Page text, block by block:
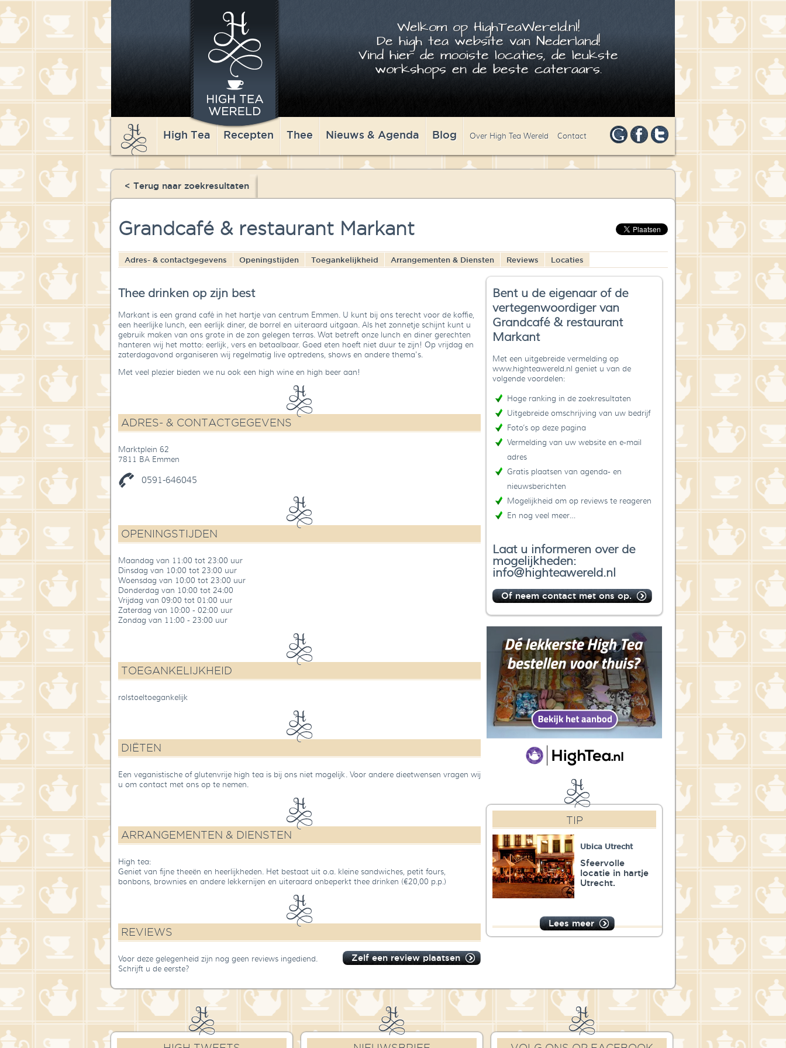
Welkom op HighTeaWereld.nl!
De high tea website van Nederland!
Vind hier de mooiste locaties, de leukste
workshops en de beste cateraars.
High Tea Recepten Thee Nieuws & Agenda Blog Over High Tea Wereld Contact
< Terug naar zoekresultaten
Grandcafé & restaurant Markant
Adres- & contactgegevens Openingstijden Toegankelijkheid Arrangementen & Diensten Reviews Locaties
Bent u de eigenaar of de
vertegenwoordiger van
Grandcafé & restaurant
Markant
Met een uitgebreide vermelding op
www.highteawereld.nl geniet u van de
volgende voordelen:
Hoge ranking in de zoekresultaten
Uitgebreide omschrijving van uw bedrijf
Foto’s op deze pagina
Vermelding van uw website en e-mail
adres
Gratis plaatsen van agenda- en
nieuwsberichten
Mogelijkheid om op reviews te reageren
En nog veel meer…
Laat u informeren over de
mogelijkheden:
info@highteawereld.nl
Of neem contact met ons op.
TIP
Ubica Utrecht
Sfeervolle
locatie in hartje
Utrecht.
Lees meer
Thee drinken op zijn best
Markant is een grand café in het hartje van centrum Emmen. U kunt bij ons terecht voor de koffie,
een heerlijke lunch, een eerlijk diner, de borrel en uiteraard uitgaan. Als het zonnetje schijnt kunt u
gebruik maken van ons grote in de zon gelegen terras. Wat betreft onze lunch en diner gerechten
hanteren wij het motto: eerlijk, vers en betaalbaar. Goed eten hoeft niet duur te zijn! Op vrijdag en
zaterdagavond organiseren wij regelmatig live optredens, shows en andere thema's.
Met veel plezier bieden we nu ook een high wine en high beer aan!
ADRES- & CONTACTGEGEVENS
Marktplein 62
7811 BA Emmen
0591-646045
OPENINGSTIJDEN
Maandag van 11:00 tot 23:00 uur
Dinsdag van 10:00 tot 23:00 uur
Woensdag van 10:00 tot 23:00 uur
Donderdag van 10:00 tot 24:00
Vrijdag van 09:00 tot 01:00 uur
Zaterdag van 10:00 - 02:00 uur
Zondag van 11:00 - 23:00 uur
TOEGANKELIJKHEID
rolstoeltoegankelijk
DIËTEN
Een veganistische of glutenvrije high tea is bij ons niet mogelijk. Voor andere dieetwensen vragen wij
u om contact met ons op te nemen.
ARRANGEMENTEN & DIENSTEN
High tea:
Geniet van fijne theeën en heerlijkheden. Het bestaat uit o.a. kleine sandwiches, petit fours,
bonbons, brownies en andere lekkernijen en uiteraard onbeperkt thee drinken (€20,00 p.p.)
REVIEWS
Zelf een review plaatsen
Voor deze gelegenheid zijn nog geen reviews ingediend.
Schrijft u de eerste?